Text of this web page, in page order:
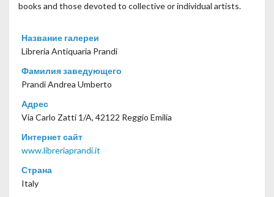
books and those devoted to collective or individual artists.
Название галереи
Libreria Antiquaria Prandi
Фамилия заведующего
Prandi Andrea Umberto
Адрес
Via Carlo Zatti 1/A, 42122 Reggio Emilia
Интернет сайт
www.libreriaprandi.it
Страна
Italy